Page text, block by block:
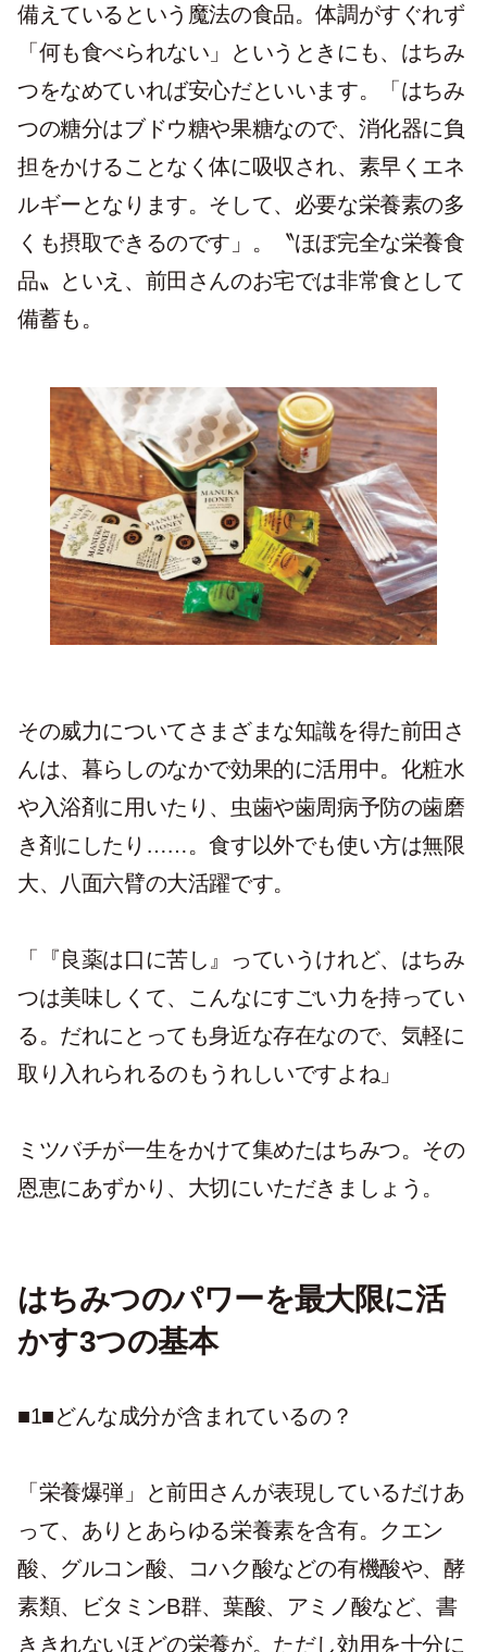
備えているという魔法の食品。体調がすぐれず
「何も食べられない」というときにも、はちみ
つをなめていれば安心だといいます。「はちみ
つの糖分はブドウ糖や果糖なので、消化器に負
担をかけることなく体に吸収され、素早くエネ
ルギーとなります。そして、必要な栄養素の多
くも摂取できるのです」。〝ほぼ完全な栄養食
品〟といえ、前田さんのお宅では非常食として
備蓄も。
その威力についてさまざまな知識を得た前田さ
んは、暮らしのなかで効果的に活用中。化粧水
や入浴剤に用いたり、虫歯や歯周病予防の歯磨
き剤にしたり……。食す以外でも使い方は無限
大、八面六臂の大活躍です。
「『良薬は口に苦し』っていうけれど、はちみ
つは美味しくて、こんなにすごい力を持ってい
る。だれにとっても身近な存在なので、気軽に
取り入れられるのもうれしいですよね」
ミツバチが一生をかけて集めたはちみつ。その
恩恵にあずかり、大切にいただきましょう。
はちみつのパワーを最大限に活
かす3つの基本
■1■どんな成分が含まれているの？
「栄養爆弾」と前田さんが表現しているだけあ
って、ありとあらゆる栄養素を含有。クエン
酸、グルコン酸、コハク酸などの有機酸や、酵
素類、ビタミンB群、葉酸、アミノ酸など、書
ききれないほどの栄養が。ただし効用を十分に